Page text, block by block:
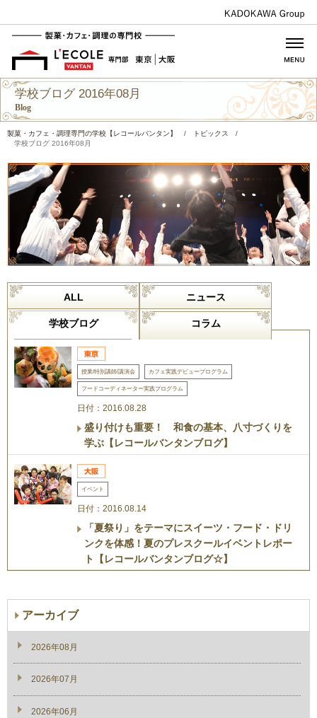
学校ブログ 2016年08月
Blog
製菓・カフェ・調理専門の学校【レコールバンタン】 / トピックス
/
学校ブログ 2016年08月
ALL ニュース
学校ブログ コラム
授業/特別講師/講演会 カフェ実践デビュープログラム
フードコーディネーター実践プログラム
日付：2016.08.28
盛り付けも重要！ 和食の基本、八寸づくりを
学ぶ【レコールバンタンブログ】
イベント
日付：2016.08.14
「夏祭り」をテーマにスイーツ・フード・ドリ
ンクを体感！夏のプレスクールイベントレポー
ト【レコールバンタンブログ☆】
アーカイブ
2026年08月
2026年07月
2026年06月